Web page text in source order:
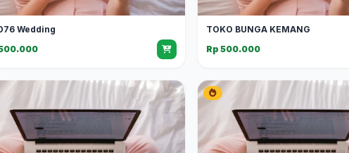
Wedding
TOKO BUNGA KEMANG
Rp 500.000